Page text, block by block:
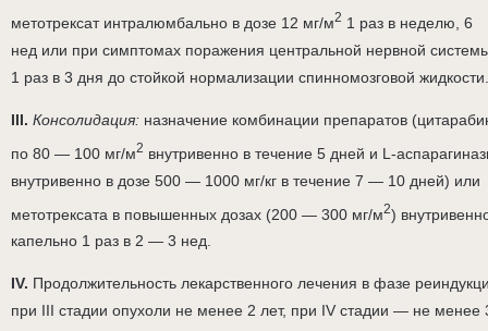
метотрексат интралюмбально в дозе 12 мг/м2 1 раз в неделю, 6
нед или при симптомах поражения центральной нервной
1 раз в 3 дня до стойкой нормализации спинномозговой жидкости.
III. Консолидация: назначение комбинации препаратов
по 80 — 100 мг/м2 внутривенно в течение 5 дней и L-
внутривенно в дозе 500 — 1000 мг/кг в течение 7 — 10 дней) или
метотрексата в повышенных дозах (200 — 300 мг/м2)
капельно 1 раз в 2 — 3 нед.
IV. Продолжительность лекарственного лечения в фазе
при III стадии опухоли не менее 2 лет, при IV стадии — не менее